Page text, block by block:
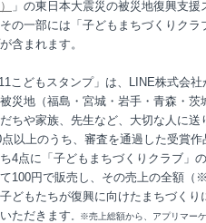
」の東日本大震災の被災地復興支
の一部には「子どもまちづくりク
含まれます。
こどもスタンプ」は、LINE株式会
災地（福島・宮城・岩手・青森・茨
だちや家族、先生など、大切な人に
点以上のうち、審査を通過した受賞
4点に「子どもまちづくりクラブ」
100円で販売し、その売上の全額
どもたちが復興に向けたまちづく
ただきます 。※売上総額から、アプリマー